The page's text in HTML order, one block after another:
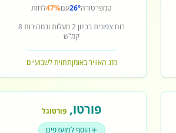
טמפרטורה26°עם47%לחות
רוח צפוניתבכיוון2מעלות ובמהירות8
קמ"ש
מזג האוויר באומןתחזית לשבועיים
פורטו, פורטוגל
הוסף למועדפים